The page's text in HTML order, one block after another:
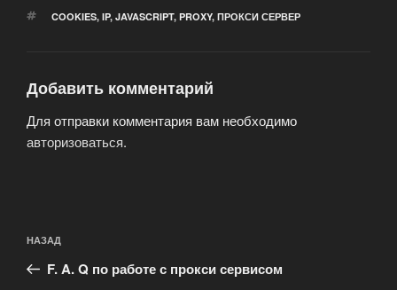
МЕТКИ
COOKIES, IP, JAVASCRIPT, PROXY, ПРОКСИ СЕРВЕР
Добавить комментарий
Для отправки комментария вам необходимо
авторизоваться.
по
записям
Предыдущая
запись:
НАЗАД
F. A. Q по работе с прокси сервисом